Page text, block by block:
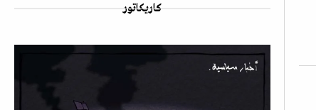
كاريكاتور